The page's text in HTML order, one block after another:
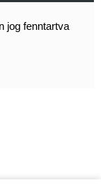
jog fenntartva